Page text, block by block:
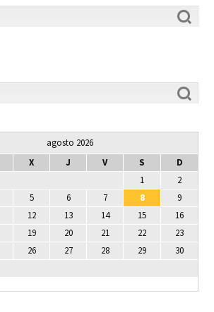
agosto 2026
X J V S
D
1
2
5 6 7 8
9
12 13 14 15
16
19 20 21 22
23
26 27 28 29
30